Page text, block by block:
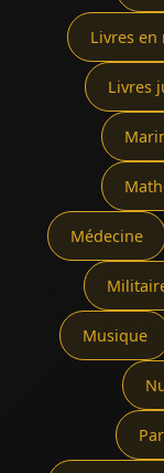
Livres en
Livres
Médecine
Musique